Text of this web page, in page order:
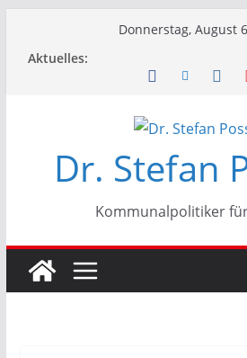
Donnerstag, August
Aktuelles:
Dr. Stefan
Kommunalpolitiker